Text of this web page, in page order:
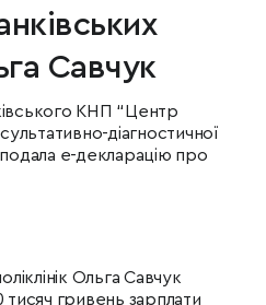
Савчук
КНП “Центр
діагностичної
е-декларацію про
Ольга Савчук
гривень зарплати